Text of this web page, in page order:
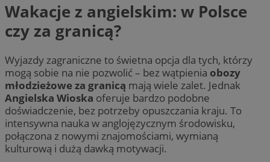
Wakacje z angielskim: w Polsce
czy za granicą?
Wyjazdy zagraniczne to świetna opcja dla tych, którzy
mogą sobie na nie pozwolić – bez wątpienia obozy
młodzieżowe za granicą mają wiele zalet. Jednak
Angielska Wioska oferuje bardzo podobne
doświadczenie, bez potrzeby opuszczania kraju. To
intensywna nauka w anglojęzycznym środowisku,
połączona z nowymi znajomościami, wymianą
kulturową i dużą dawką motywacji.